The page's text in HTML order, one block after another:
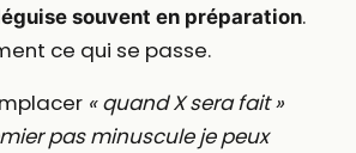
souvent en préparation.
ce qui se passe.
« quand X sera fait »
pas minuscule je peux